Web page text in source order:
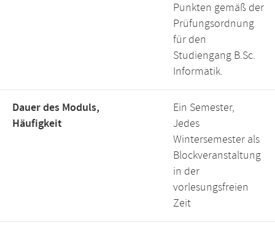
Punkten gemäß der
Prüfungsordnung
für den
Studiengang B.Sc.
Informatik.
Dauer des Moduls,
Häufigkeit
Ein Semester,
Jedes
Wintersemester als
Blockveranstaltung
in der
vorlesungsfreien
Zeit